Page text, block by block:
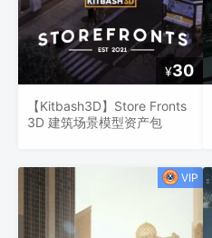
¥30
【Kitbash3D】Store Fronts
3D 建筑场景模型资产包